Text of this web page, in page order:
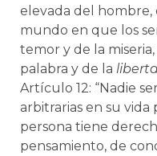
elevada del
mundo en que los
temor y de la
palabra y de la
Artículo 12: “Nadie
arbitrarias en su vida
persona tiene
pensamiento, de